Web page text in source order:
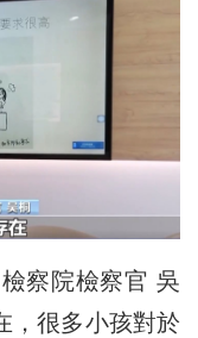
察院檢察官 吳
，很多小孩對於